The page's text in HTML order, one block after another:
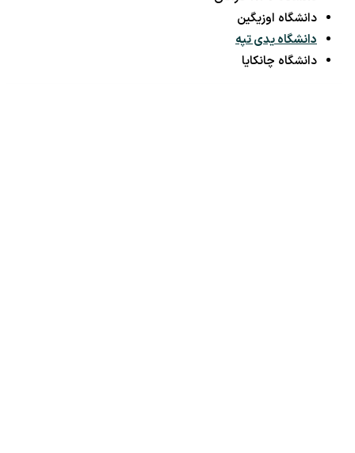
دانشگاه اوزیگین
دانشگاه یدی تپه
دانشگاه چانکایا